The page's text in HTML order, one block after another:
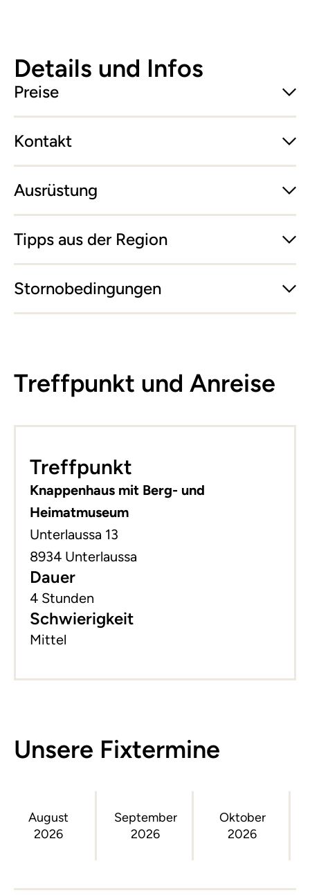
Details und Infos
Preise
Kontakt
Ausrüstung
Tipps aus der Region
Stornobedingungen
Treffpunkt und Anreise
−
Treffpunkt
Knappenhaus mit Berg- und
Heimatmuseum
Unterlaussa 13
8934 Unterlaussa
Dauer
4 Stunden
Schwierigkeit
Mittel
Unsere Fixtermine
August
2026
September
2026
Oktober
2026